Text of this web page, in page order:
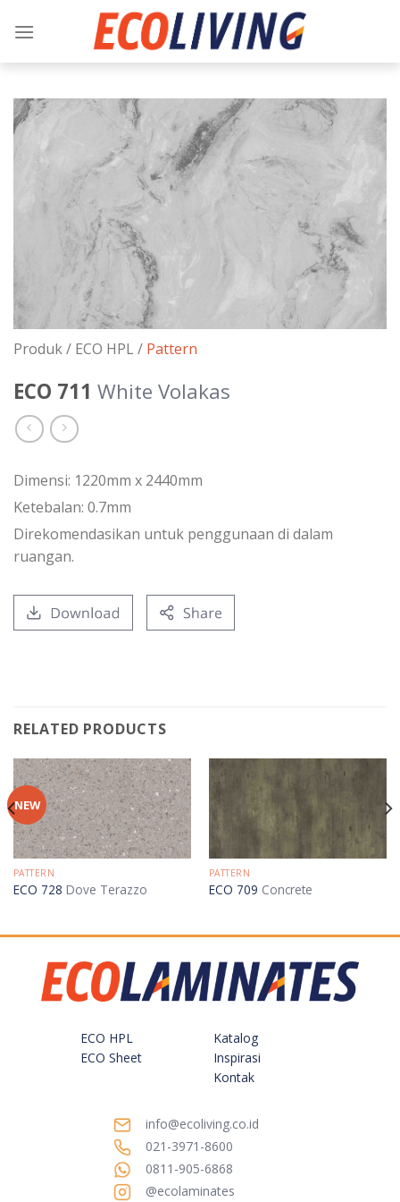
Produk / ECO HPL / Pattern
ECO 711 White Volakas
Dimensi: 1220mm x 2440mm
Ketebalan: 0.7mm
Direkomendasikan untuk penggunaan di dalam
ruangan.
RELATED PRODUCTS
NEW
PATTERN
ECO 728 Dove Terazzo
PATTERN
ECO 709 Concrete
ECO HPL
ECO Sheet
Katalog
Inspirasi
Kontak
info@ecoliving.co.id
021-3971-8600
0811-905-6868
@ecolaminates